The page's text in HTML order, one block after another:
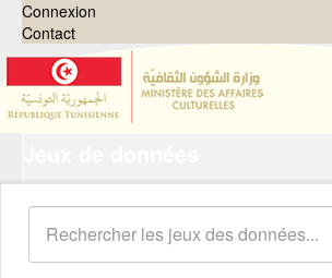
Connexion
Contact
Organisations
Groupes
Demandes 0